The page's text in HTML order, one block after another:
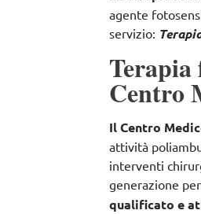
agente
servizio:
Terapia
Centro
Il Centro
attività
interventi
generazione
qualificato e